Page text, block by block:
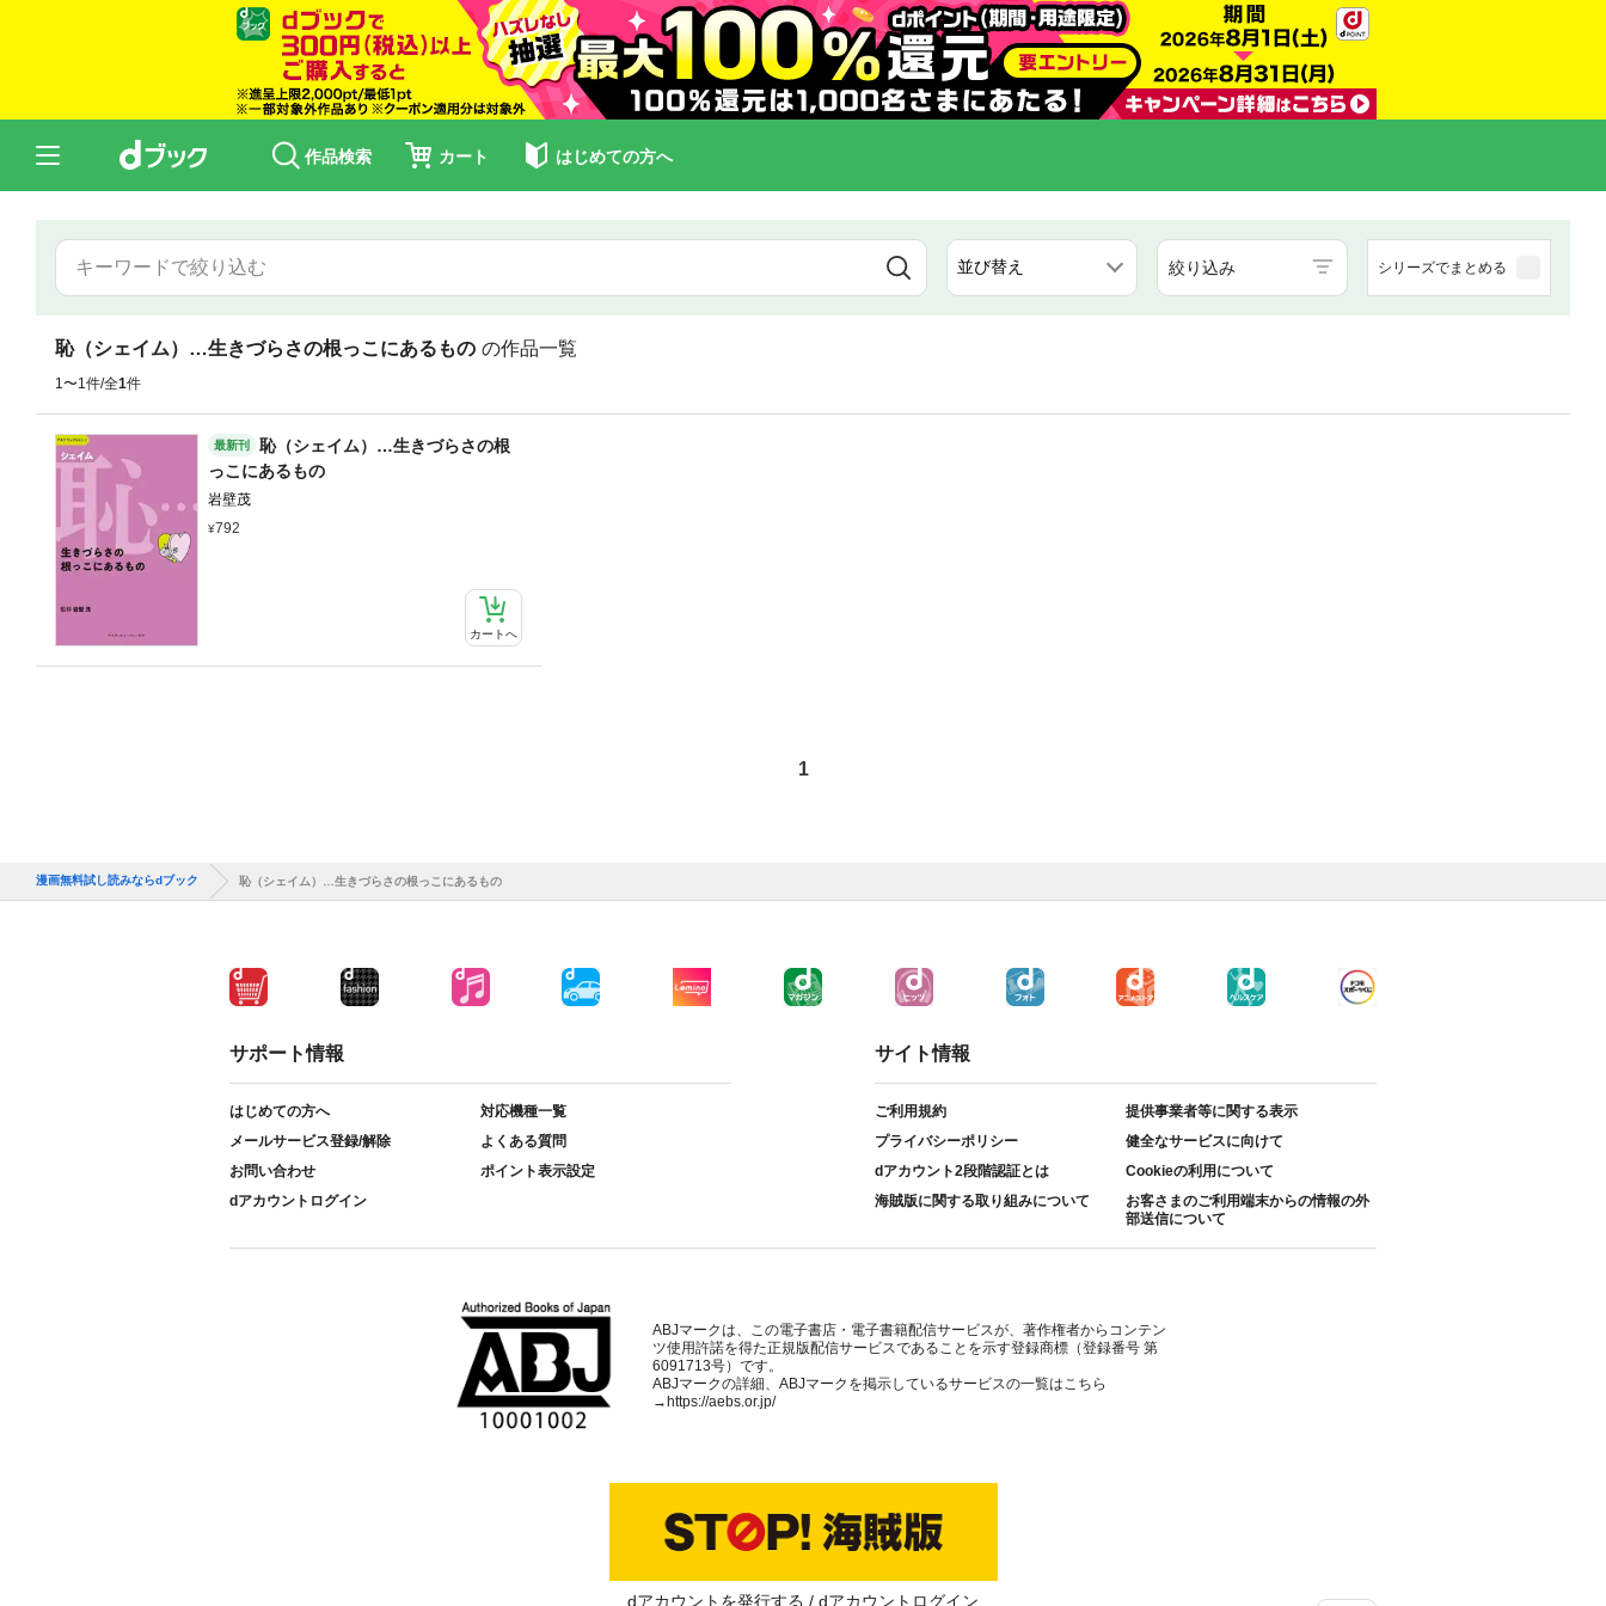
作品検索 カート はじめての方へ
絞り込み シリーズでまとめる
恥（シェイム）…生きづらさの根っこにあるもの の作品一覧
1〜1件/全1件
最新刊
恥（シェイム）…生きづらさの根
っこにあるもの
岩壁茂
792
カートへ
1
漫画無料試し読みならdブック 恥（シェイム）…生きづらさの根っこにあるもの
サポート情報
はじめての方へ
対応機種一覧
メールサービス登録/解除
よくある質問
お問い合わせ
ポイント表示設定
dアカウントログイン
サイト情報
ご利用規約
提供事業者等に関する表示
プライバシーポリシー
健全なサービスに向けて
dアカウント2段階認証とは
Cookieの利用について
海賊版に関する取り組みについて
お客さまのご利用端末からの情報の外
部送信について
ABJマークは、この電子書店・電子書籍配信サービスが、著作権者からコンテン
ツ使用許諾を得た正規版配信サービスであることを示す登録商標（登録番号 第
6091713号）です。
ABJマークの詳細、ABJマークを掲示しているサービスの一覧はこちら
→https://aebs.or.jp/
dアカウントを発行する dアカウントログイン